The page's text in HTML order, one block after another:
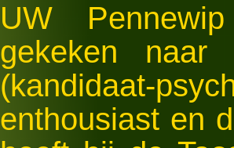
UW
gekeken
(kandidaat-
enthousiast en